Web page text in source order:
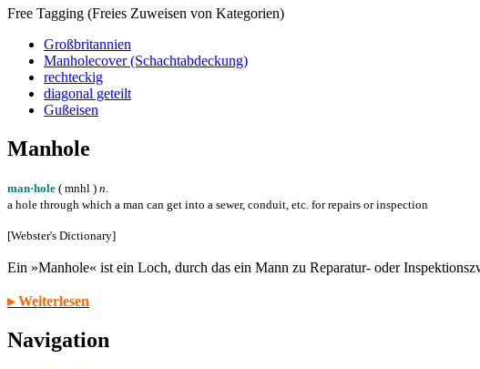
Free Tagging (Freies Zuweisen von Kategorien)
Großbritannien
Manholecover (Schachtabdeckung)
rechteckig
diagonal geteilt
Gußeisen
Manhole
man·hole ( mnhl ) n.
a hole through which a man can get into a sewer, conduit, etc. for repairs or inspection
[Webster's Dictionary]
Ein »Manhole« ist ein Loch, durch das ein Mann zu Reparatur- oder
▸ Weiterlesen
Navigation